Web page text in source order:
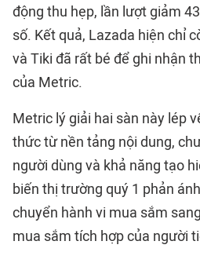
động thu hẹp, lần lượt giảm
số. Kết quả, Lazada hiện chỉ
và Tiki đã rất bé để ghi nhận
của Metric.
Metric lý giải hai sàn này lép
thức từ nền tảng nội dung,
người dùng và khả năng tạo
biến thị trường quý 1 phản
chuyển hành vi mua sắm
mua sắm tích hợp của người